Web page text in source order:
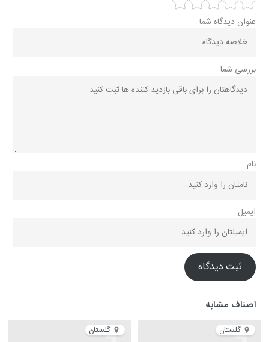
عنوان دیدگاه شما
بررسی شما
نام
ایمیل
ثبت دیدگاه
اصناف مشابه
گلستان گلستان